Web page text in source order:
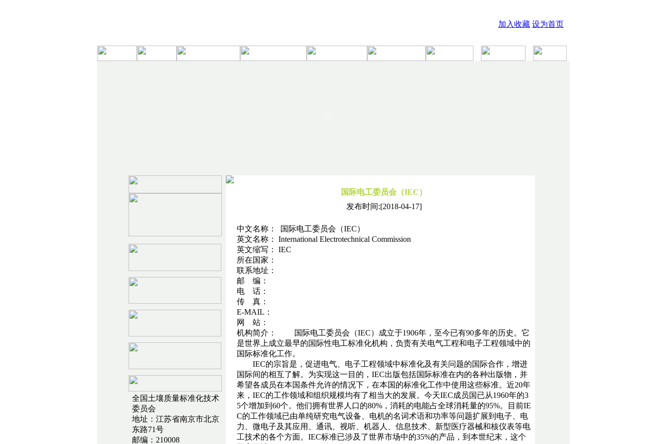
加入收藏 设为首页
全国土壤质量标准化技术
委员会
地址：江苏省南京市北京
东路71号
邮编：210008
国际电工委员会（IEC）
发布时间:[2018-04-17]
中文名称： 国际电工委员会（IEC）
英文名称： International Electrotechnical Commission
英文缩写： IEC
所在国家：
联系地址：
邮 编：
电 话：
传 真：
E-MAIL：
网 站：
机构简介： 国际电工委员会（IEC）成立于1906年，至今已有90多年的历史。它
是世界上成立最早的国际性电工标准化机构，负责有关电气工程和电子工程领域中的
国际标准化工作。
IEC的宗旨是，促进电气、电子工程领域中标准化及有关问题的国际合作，增进
国际间的相互了解。为实现这一目的，IEC出版包括国际标准在内的各种出版物，并
希望各成员在本国条件允许的情况下，在本国的标准化工作中使用这些标准。近20年
来，IEC的工作领域和组织规模均有了相当大的发展。今天IEC成员国已从1960年的3
5个增加到60个。他们拥有世界人口的80%，消耗的电能占全球消耗量的95%。目前IE
C的工作领域已由单纯研究电气设备、电机的名词术语和功率等问题扩展到电子、电
力、微电子及其应用、通讯、视听、机器人、信息技术、新型医疗器械和核仪表等电
工技术的各个方面。IEC标准已涉及了世界市场中的35%的产品，到本世纪末，这个